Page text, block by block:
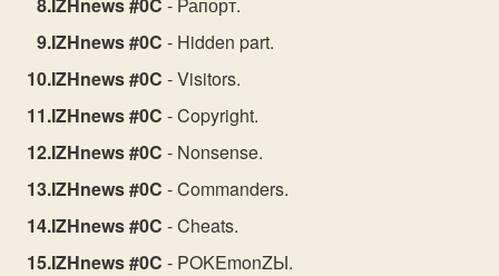
IZHnews #0C - Hidden part.
IZHnews #0C - Visitors.
IZHnews #0C - Copyright.
IZHnews #0C - Nonsense.
IZHnews #0C - Commanders.
IZHnews #0C - Cheats.
IZHnews #0C - POKEmonZЫ.